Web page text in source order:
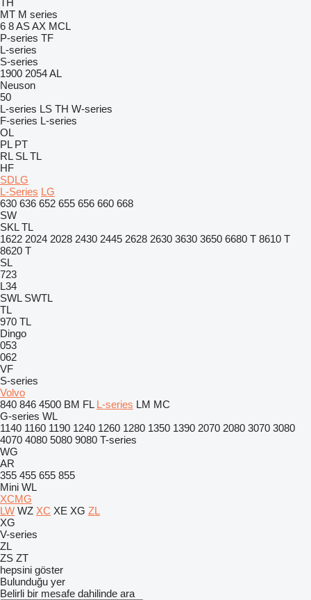
TH
MT M series
6 8ASAX MCL
P-series TF
L-series
S-series
1900 2054AL
Neuson
50
L-series LS TH W-series
F-series L-series
OL
PL PT
RL SL TL
HF
SDLG
L-Series LG
630 636 652 655 656 660 668
SW
SKL TL
1622 2024 2028 2430 2445 2628 2630 3630 3650 6680 T 8610 T
8620 T
SL
723
L34
SWL SWTL
TL
970 TL
Dingo
053
062
VF
S-series
Volvo
840 846 4500 BM FL L-series LM MC
G-series WL
1140 1160 1190 1240 1260 1280 1350 1390 2070 2080 3070 3080
4070 4080 5080 9080 T-series
WG
AR
355 455 655 855
Mini WL
XCMG
LW WZ XC XE XG ZL
XG
V-series
ZL
ZS ZT
hepsini göster
Bulunduğu yer
Belirli bir mesafe dahilinde ara